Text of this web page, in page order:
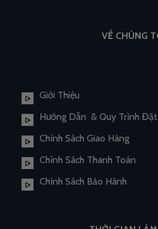
VỀ CHÚNG
Giới Thiệu
Hướng Dẫn & Quy Trình
Chính Sách Giao Hàng
Chính Sách Thanh Toán
Chính Sách Bảo Hành